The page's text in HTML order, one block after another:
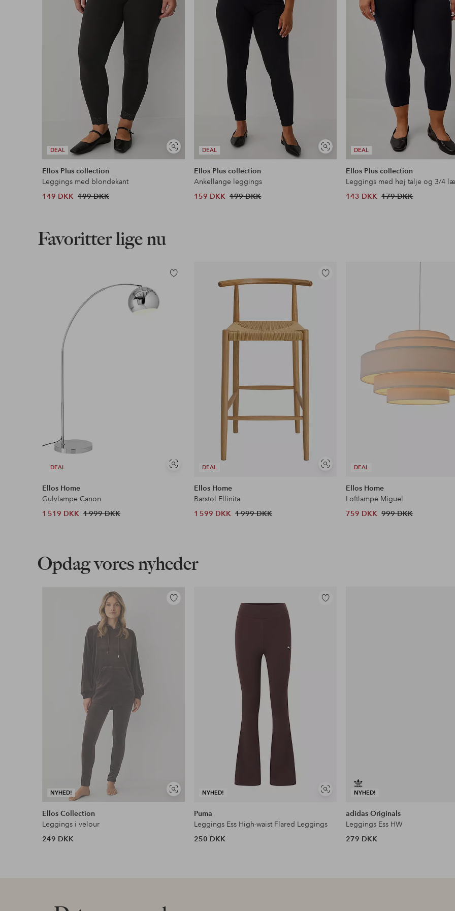
Læs mere
DEAL
Se
lignende
Ellos Plus collection
Leggings med blondekant
149 DKK 199 DKK
DEAL
Se
lignende
Ellos Plus collection
Ankellange leggings
159 DKK 199 DKK
DEAL
Ellos Plus collection
Leggings med høj talje og 3/4
143 DKK 179 DKK
Favoritter lige nu
DEAL
Se
Tilføj
Ellos Home
Gulvlampe Canon
1 519 DKK 1 999 DKK
DEAL
Se
Tilføj
Ellos Home
Barstol Ellinita
1 599 DKK 1 999 DKK
DEAL
Ellos Home
Loftlampe Miguel
759 DKK 999 DKK
Opdag vores nyheder
NYHED!
Se
lignende
Tilføj
Ellos Collection
Leggings i velour
249 DKK
NYHED!
Se
Tilføj
Puma
Leggings Ess High-waist Flared Leggings
250 DKK
NYHED!
adidas Originals
Leggings Ess HW
279 DKK